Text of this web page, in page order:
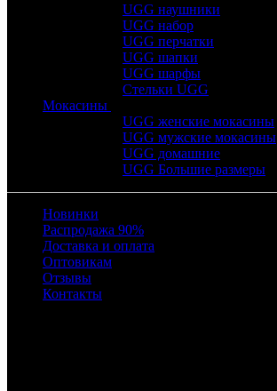
UGG наушники
UGG набор
UGG перчатки
UGG шапки
UGG шарфы
Стельки UGG
Мокасины
UGG женские мокасины
UGG мужские мокасины
UGG домашние
UGG Большие размеры
Новинки
Распродажа 90%
Доставка и оплата
Оптовикам
Отзывы
Контакты